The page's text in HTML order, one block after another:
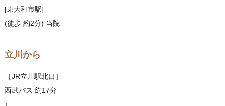
[東大和市駅]
(徒歩 約2分) 当院
立川から
［JR立川駅北口］
西武バス 約17分
↓